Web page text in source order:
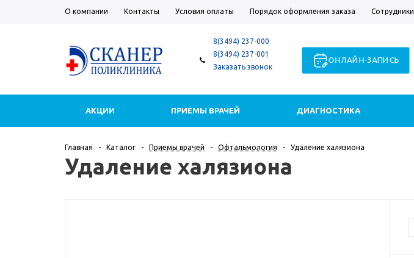
О компании Контакты Условия оплаты Порядок оформления заказа Сотрудники
8(3494) 237-000
8(3494) 237-001
Заказать звонок
ОНЛАЙН-ЗАПИСЬ
АКЦИИ ПРИЕМЫ ВРАЧЕЙ ДИАГНОСТИКА
ДОПОЛНИТЕЛЬНЫЕ УСЛУГИ
Главная - Каталог - Приемы врачей - Офтальмология - Удаление халязиона
Удаление халязиона